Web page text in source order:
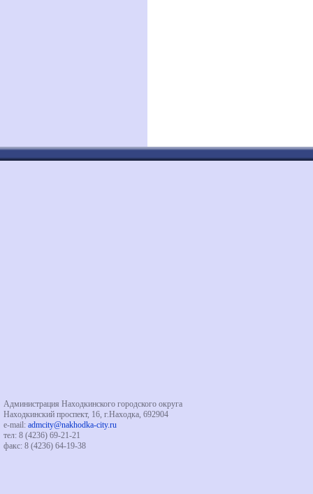
Администрация Находкинского городского округа
Находкинский проспект, 16, г.Находка, 692904
e-mail: admcity@nakhodka-city.ru
тел: 8 (4236) 69-21-21
факс: 8 (4236) 64-19-38